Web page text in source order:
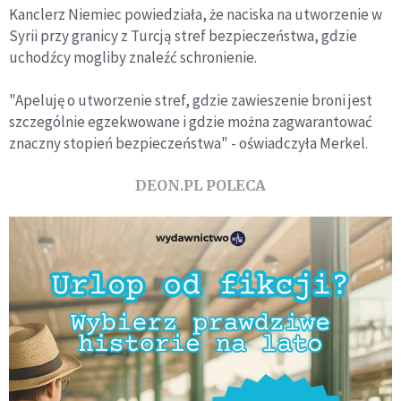
Kanclerz Niemiec powiedziała, że naciska na utworzenie w
Syrii przy granicy z Turcją stref bezpieczeństwa, gdzie
uchodźcy mogliby znaleźć schronienie.
"Apeluję o utworzenie stref, gdzie zawieszenie broni jest
szczególnie egzekwowane i gdzie można zagwarantować
znaczny stopień bezpieczeństwa" - oświadczyła Merkel.
DEON.PL POLECA